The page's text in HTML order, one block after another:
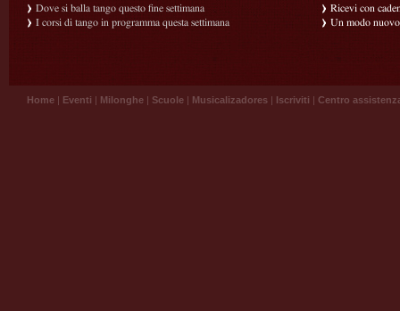
Dove si balla tango questo fine settimana
I corsi di tango in programma questa settimana
Ricevi con
Un modo
Home | Eventi | Milonghe | Scuole | Musicalizadores | Iscriviti | Centro